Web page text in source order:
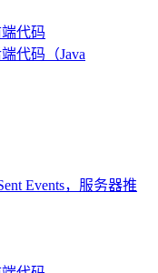
端代码
端代码（Java
Events，服务器推